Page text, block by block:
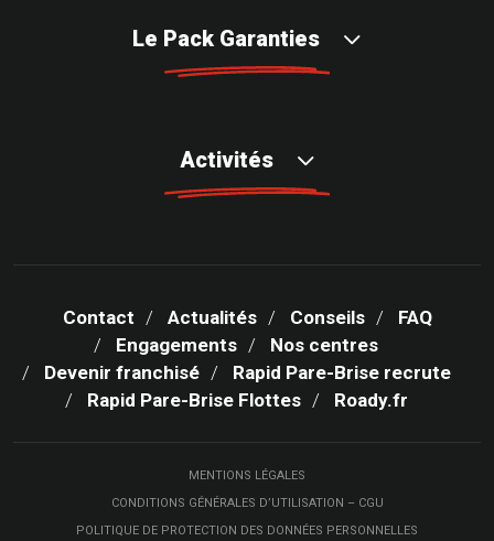
Le Pack Garanties
Activités
Contact Actualités Conseils
FAQ
Engagements
Nos centres
Devenir franchisé
Rapid Pare-Brise recrute
Rapid Pare-Brise Flottes
Roady.fr
MENTIONS LÉGALES
CONDITIONS GÉNÉRALES D’UTILISATION – CGU
POLITIQUE DE PROTECTION DES DONNÉES PERSONNELLES